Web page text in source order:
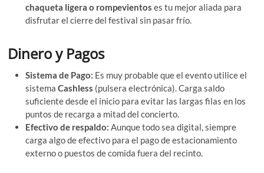
chaqueta ligera o rompevientos es tu mejor aliada para
disfrutar el cierre del festival sin pasar frío.
Dinero y Pagos
Sistema de Pago: Es muy probable que el evento utilice el
sistemaCashless (pulsera electrónica). Carga saldo
suficiente desde el inicio para evitar las largas filas en los
puntos de recarga a mitad del concierto.
Efectivo de respaldo: Aunque todo sea digital, siempre
carga algo de efectivo para el pago de estacionamiento
externo o puestos de comida fuera del recinto.